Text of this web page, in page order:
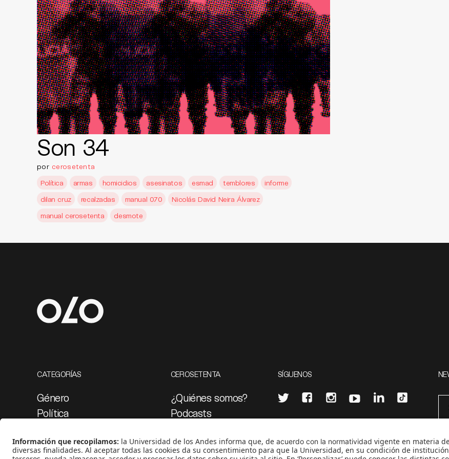
Son 34
por cerosetenta
Política
armas homicidios asesinatos esmad temblores
informe
dilan cruz
recalzadas manual 070
Nicolás David Neira Álvarez
manual cerosetenta
desmote
CATEGORÍAS
Género
Política
Medio ambiente
CEROSETENTA
¿Quiénes somos?
Podcasts
Proyectos 070
SÍGUENOS
CONTÁCTANOS